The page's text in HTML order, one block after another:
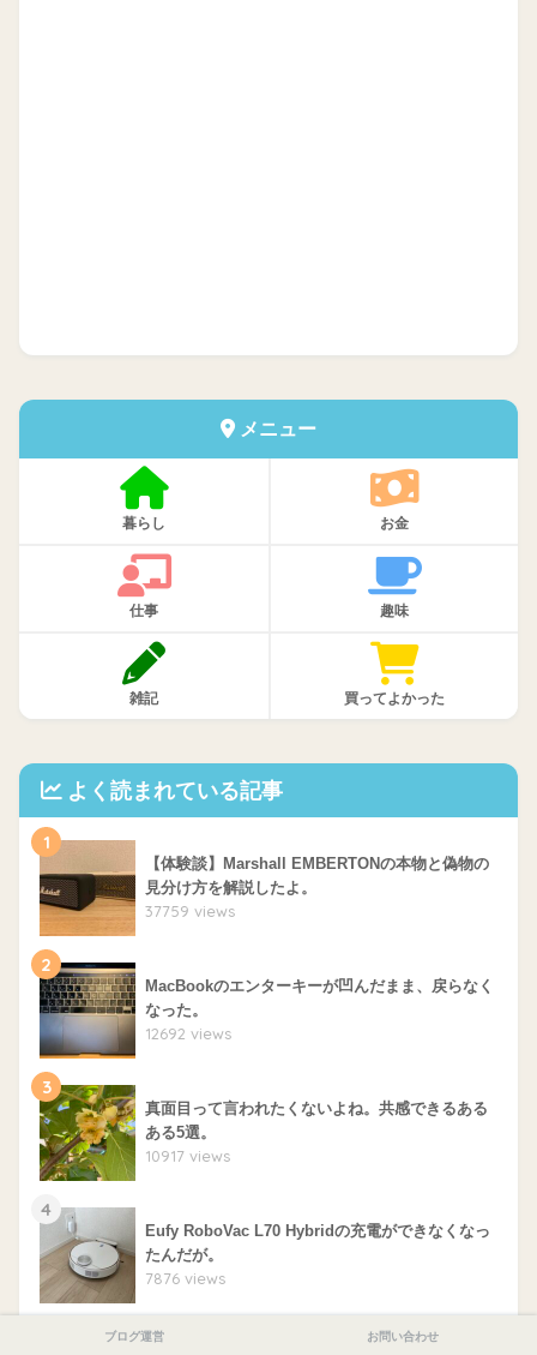
メニュー
暮らし お金
仕事 趣味
雑記 買ってよかった
よく読まれている記事
1
【体験談】Marshall EMBERTONの本物と偽物の
見分け方を解説したよ。
37759 views
2
MacBookのエンターキーが凹んだまま、戻らなく
なった。
12692 views
3
真面目って言われたくないよね。共感できるある
ある5選。
10917 views
4
Eufy RoboVac L70 Hybridの充電ができなくなっ
たんだが。
7876 views
ブログ運営 お問い合わせ